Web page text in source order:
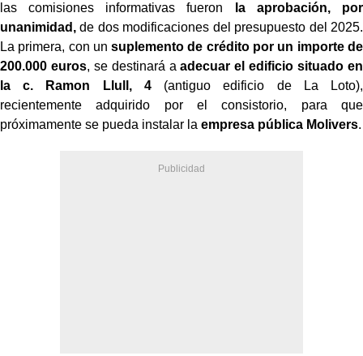
las comisiones informativas fueron
la aprobación, por
unanimidad , de dos modificaciones del presupuesto del 2025.
La primera, con unsuplemento de crédito por un importe de
200.000 euros, se destinará aadecuar el edificio situado en
la c. Ramon Llull, 4 (antiguo edificio de La Loto),
recientemente adquirido por el consistorio, para que
próximamente se pueda instalar la empresa pública Molivers.